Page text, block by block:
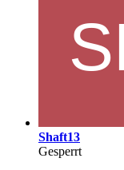
Shaft13
Gesperrt